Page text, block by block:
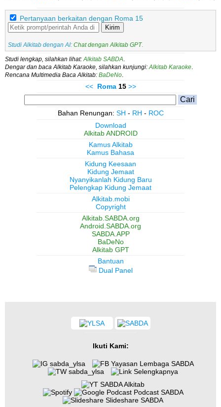
Pertanyaan berkaitan dengan Roma 15
Kirim
Studi Alkitab dengan AI: Chat dengan Alkitab GPT
Studi lengkap, silahkan lihat: Alkitab SABDA
Dengar dan baca Alkitab Karaoke, silahkan kunjungi: Alkitab Karaoke
Rencana Multimedia Baca Alkitab: BaDeNo
<< Roma15 >>
Bahan Renungan: SH - RH - ROC
Download
Alkitab ANDROID
Kamus Alkitab
Kamus Bahasa
Kidung Keesaan
Kidung Jemaat
Nyanyikanlah Kidung Baru
Pelengkap Kidung Jemaat
Alkitab.mobi
Copyright
Alkitab.SABDA.org
Android.SABDA.org
SABDA.APP
BaDeNo
Alkitab GPT
Bantuan
Dual Panel
Ikuti Kami:
sabda_ylsa
Yayasan Lembaga SABDA
sabda_ylsa
Selengkapnya
SABDA Alkitab
Podcast SABDA
Slideshare SABDA